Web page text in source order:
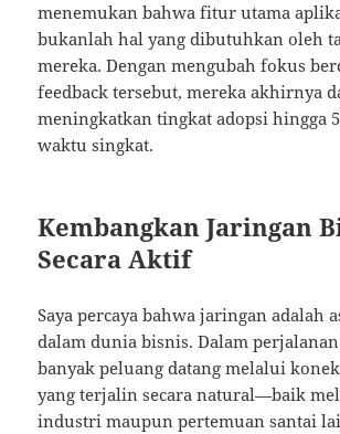
menemukan bahwa fitur utama
bukanlah hal yang dibutuhkan oleh
mereka. Dengan mengubah fokus
feedback tersebut, mereka akhirnya
meningkatkan tingkat adopsi hingga
waktu singkat.
Kembangkan Jaringan
Secara Aktif
Saya percaya bahwa jaringan adalah
dalam dunia bisnis. Dalam
banyak peluang datang melalui
yang terjalin secara natural—baik
industri maupun pertemuan santai